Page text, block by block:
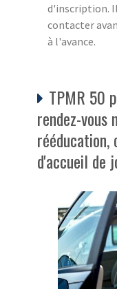
d'inscription.
contacter
à l'avance.
TPMR 50
rendez-vous
d'accueil de